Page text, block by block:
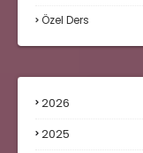
Özel Ders
2026
2025